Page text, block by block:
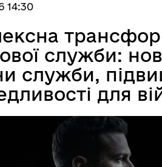
14:30
служби:
служби,
для